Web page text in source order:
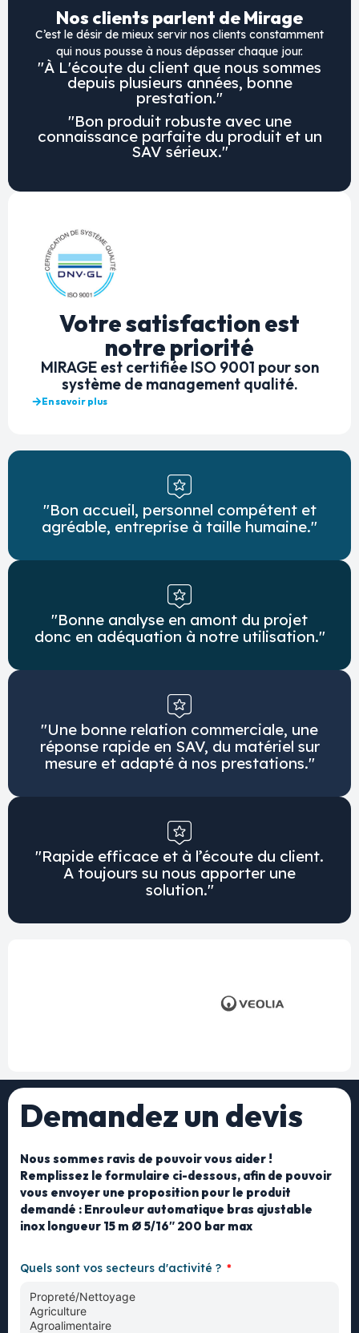
Nos clients parlent de Mirage
C’est le désir de mieux servir nos clients constamment
qui nous pousse à nous dépasser chaque jour.
"À L'écoute du client que nous sommes
depuis plusieurs années, bonne
prestation."
"Bon produit robuste avec une
connaissance parfaite du produit et un
SAV sérieux."
Votre satisfaction est
notre priorité
MIRAGE est certifiée ISO 9001 pour son
système de management qualité.
En savoir plus
"Bon accueil, personnel compétent et
agréable, entreprise à taille humaine."
"Bonne analyse en amont du projet
donc en adéquation à notre utilisation."
"Une bonne relation commerciale, une
réponse rapide en SAV, du matériel sur
mesure et adapté à nos prestations."
"Rapide efficace et à l’écoute du client.
A toujours su nous apporter une
solution."
Demandez un devis
Nous sommes ravis de pouvoir vous aider !
Remplissez le formulaire ci-dessous, afin de pouvoir
vous envoyer une proposition pour le produit
demandé : Enrouleur automatique bras ajustable
inox longueur 15 m Ø 5/16″ 200 bar max
Quels sont vos secteurs d'activité ?